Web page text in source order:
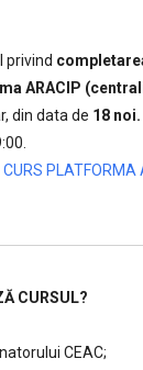
privind
ARACIP
din data de 18 noi.
CURS PLATFORMA
CURSUL?
CEAC;